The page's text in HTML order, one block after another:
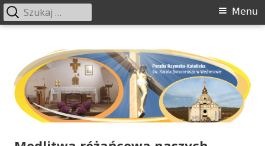
treści
Menu
Menu
Szukaj: